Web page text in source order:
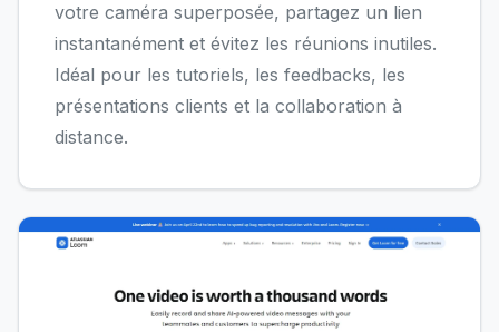
votre caméra superposée, partagez un lien
instantanément et évitez les réunions inutiles.
Idéal pour les tutoriels, les feedbacks, les
présentations clients et la collaboration à
distance.